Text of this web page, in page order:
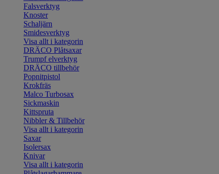
Falsverktyg
Knoster
Schaljärn
Smidesverktyg
Visa allt i kategorin
DRÄCO Plåtsaxar
Trumpf elverktyg
DRÄCO tillbehör
Popnitpistol
Krokfräs
Malco Turbosax
Sickmaskin
Kittspruta
Nibbler & Tillbehör
Visa allt i kategorin
Saxar
Isolersax
Knivar
Visa allt i kategorin